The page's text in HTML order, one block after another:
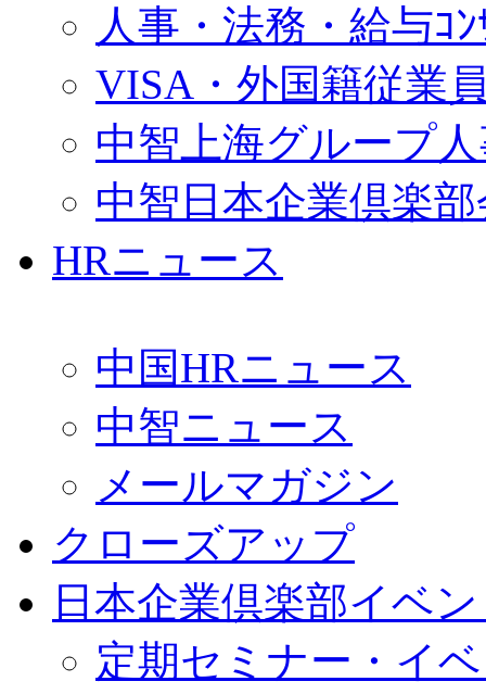
人事・法務・給与ｺﾝ
VISA・外国籍従業
中智上海グループ
中智日本企業倶楽
HRニュース
中国HRニュース
中智ニュース
メールマガジン
クローズアップ
日本企業倶楽部イベ
定期セミナー・イ